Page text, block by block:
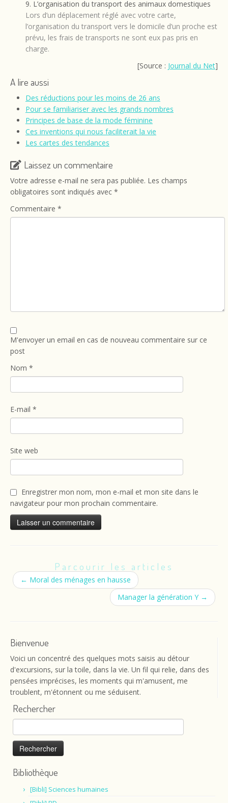
9. L’organisation du transport des animaux domestiques
Lors d’un déplacement réglé avec votre carte,
l’organisation du transport vers le domicile d’un proche est
prévu, les frais de transports ne sont eux pas pris en
charge.
[Source : Journal du Net]
A lire aussi
Des réductions pour les moins de 26 ans
Pour se familiariser avec les grands nombres
Principes de base de la mode féminine
Ces inventions qui nous faciliterait la vie
Les cartes des tendances
Laissez un commentaire
Votre adresse e-mail ne sera pas publiée. Les champs
obligatoires sont indiqués avec *
Commentaire *
M'envoyer un email en cas de nouveau commentaire sur ce
post
Nom *
E-mail *
Site web
Enregistrer mon nom, mon e-mail et mon site dans le
navigateur pour mon prochain commentaire.
Parcourir les articles
← Moral des ménages en hausse
Manager la génération Y →
Bienvenue
Voici un concentré des quelques mots saisis au détour
d'excursions, sur la toile, dans la vie. Un fil qui relie, dans des
pensées imprécises, les moments qui m'amusent, me
troublent, m'étonnent ou me séduisent.
Rechercher
Rechercher :
Bibliothèque
[Bibli] Sciences humaines